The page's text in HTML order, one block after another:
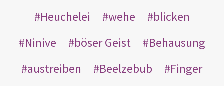
Heuchelei wehe
blicken
Ninive
böser Geist
Behausung
austreiben
Beelzebub
Finger